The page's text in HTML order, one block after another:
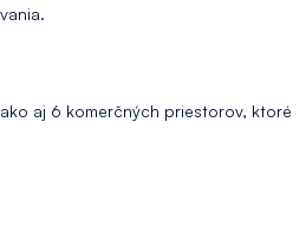
aj 6 komerčných priestorov, ktoré